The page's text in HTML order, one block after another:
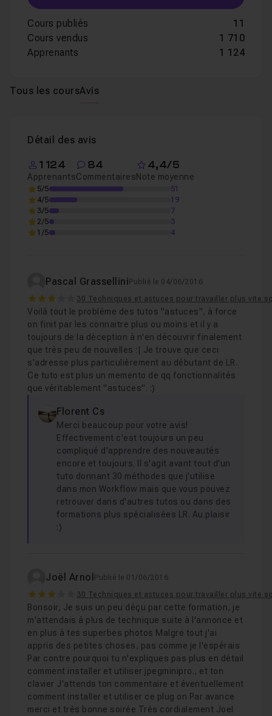
Cours publiés
11
Cours vendus
1 710
Apprenants
1 124
Tous les coursAvis
Détail des avis
1 124
Apprenants
84
Commentaires
4,4/5
Note moyenne
5/5
51
4/5
19
3/5
7
2/5
3
1/5
4
Pascal Grassellini Publié le 04/06/2016
3 30 Techniques et astuces pour travailler plus vite
Voilà tout le problème des tutos "astuces", à force
on finit par les connaitre plus ou moins et il y a
toujours de la déception à n'en découvrir finalement
que très peu de nouvelles :| Je trouve que ceci
s'adresse plus particulièrement au débutant de LR.
Ce tuto est plus un memento de qq fonctionnalités
que véritablement "astuces". :)
Florent Cs
Merci beaucoup pour votre avis!
Effectivement c'est toujours un peu
compliqué d'apprendre des nouveautés
encore et toujours. Il s'agit avant tout d'un
tuto donnant 30 méthodes que j'utilise
dans mon Workflow mais que vous pouvez
retrouver dans d'autres tutos ou dans des
formations plus spécialisées LR. Au plaisir
:)
Joël Arnol Publié le 01/06/2016
3 30 Techniques et astuces pour travailler plus vite
Bonsoir, Je suis un peu déçu par cette formation, je
m'attendais à plus de technique suite à l'annonce et
en plus à tes superbes photos Malgre tout j'ai
appris des petites choses, pas comme je l'espérais
Par contre pourquoi tu n'expliques pas plus en détail
comment installer et utiliser jpegminipro., et ton
clavier J'attends ton commentaire et éventuellement
comment installer et utiliser ce plug on Par avance
merci et très bonne soirée Très cordialement Joel